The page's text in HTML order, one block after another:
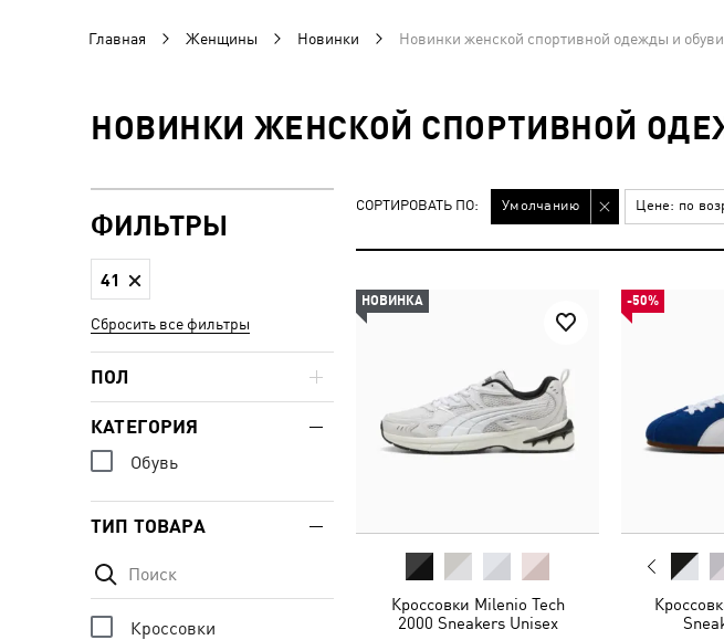
Главная Женщины Новинки Новинки женской спортивной одежды и
НОВИНКИ ЖЕНСКОЙ СПОРТИВНОЙ
СОРТИРОВАТЬ ПО: Умолчанию Цене: по
НОВИНКА
Кроссовки Milenio Tech
2000 Sneakers Unisex
-50%
ФИЛЬТРЫ
41
Сбросить все фильтры
ПОЛ
КАТЕГОРИЯ
Обувь
ТИП ТОВАРА
Кроссовки